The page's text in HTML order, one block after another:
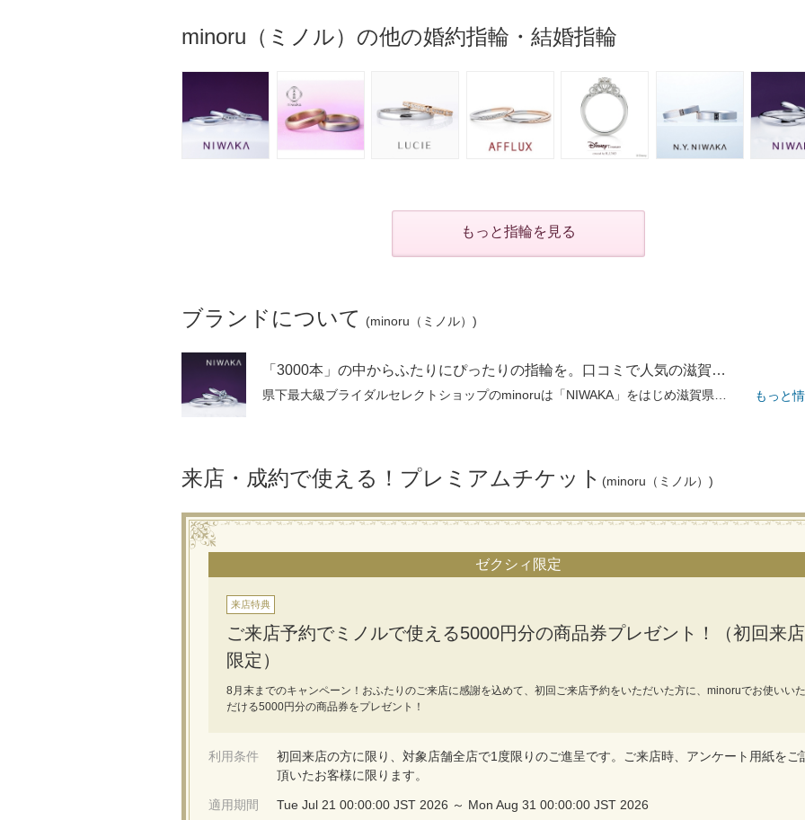
minoru（ミノル）の他の婚約指輪・結婚指輪
もっと指輪を見る
ブランドについて (minoru（ミノル）)
「3000本」の中からふたりにぴったりの指輪を。口コミで人気の滋賀セレクトショップで選ぶ時間も思い出に
もっと
来店・成約で使える！プレミアムチケット (minoru（ミノル）)
ゼクシィ限定
来店特典
ご来店予約でミノルで使える5000円分の商品券プレゼント！（初回来店
限定）
8月末までのキャンペーン！おふたりのご来店に感謝を込めて、初回ご来店予約をいただいた方に、minoruでお使いいた
だける5000円分の商品券をプレゼント！
利用条件
初回来店の方に限り、対象店舗全店で1度限りのご進呈です。ご来店時、アンケート用紙をご
頂いたお客様に限ります。
適用期間 Tue Jul 21 00:00:00 JST 2026 ～ Mon Aug 31 00:00:00 JST 2026